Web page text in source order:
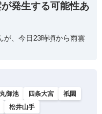
発生する可能性あ
が、今日23時頃から雨雲
御池 四条大宮
祇園
松井山手